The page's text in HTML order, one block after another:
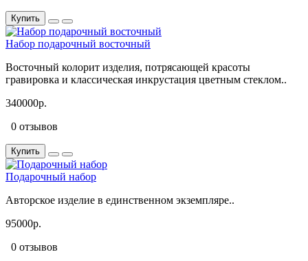
Купить
Набор подарочный восточный
Восточный колорит изделия, потрясающей красоты
гравировка и классическая инкрустация цветным стеклом..
340000р.
0 отзывов
Купить
Подарочный набор
Авторское изделие в единственном экземпляре..
95000р.
0 отзывов